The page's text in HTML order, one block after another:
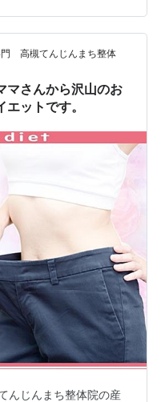
言ってもらえたのはこ
？ ココアはカカオマス
コア(ピュアココア)と調
門 高槻てんじんまち整体
さんから沢山のお
ットです。
んじんまち整体院の産